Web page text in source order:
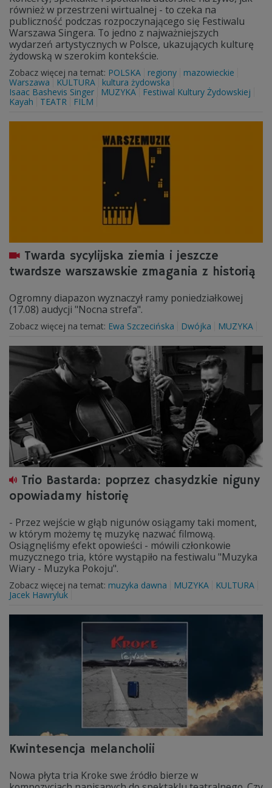
również w przestrzeni wirtualnej - to czeka na
publiczność podczas rozpoczynającego się Festiwalu
Warszawa Singera. To jedno z najważniejszych
wydarzeń artystycznych w Polsce, ukazujących kulturę
żydowską w szerokim kontekście.
Zobacz więcej na temat: POLSKA regiony
mazowieckie
Warszawa
KULTURA
kultura żydowska
Isaac Bashevis Singer
MUZYKA
Festiwal Kultury Żydowskiej
Kayah
TEATR FILM
Twarda sycylijska ziemia i jeszcze
twardsze warszawskie zmagania z historią
Ogromny diapazon wyznaczył ramy poniedziałkowej
(17.08) audycji "Nocna strefa".
Zobacz więcej na temat: Ewa Szczecińska Dwójka MUZYKA
Trio Bastarda: poprzez chasydzkie niguny
opowiadamy historię
- Przez wejście w głąb nigunów osiągamy taki moment,
w którym możemy tę muzykę nazwać filmową.
Osiągnęliśmy efekt opowieści - mówili członkowie
muzycznego tria, które wystąpiło na festiwalu "Muzyka
Wiary - Muzyka Pokoju".
Zobacz więcej na temat: muzyka dawna MUZYKA
KULTURA
Jacek Hawryluk
Kwintesencja melancholii
Nowa płyta tria Kroke swe źródło bierze w